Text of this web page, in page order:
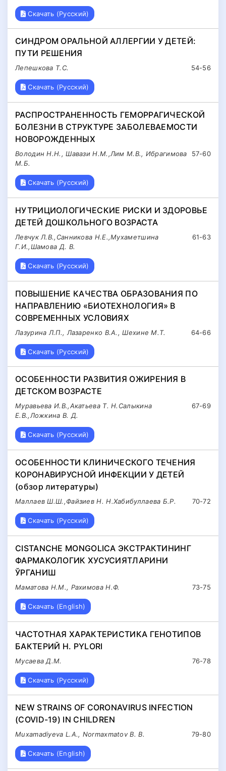
Скачать (Русский)
СИНДРОМ ОРАЛЬНОЙ АЛЛЕРГИИ У ДЕТЕЙ:
ПУТИ РЕШЕНИЯ
54-56
Лепешкова Т.С.
Скачать (Русский)
РАСПРОСТРАНЕННОСТЬ ГЕМОРРАГИЧЕСКОЙ
БОЛЕЗНИ В СТРУКТУРЕ ЗАБОЛЕВАЕМОСТИ
НОВОРОЖДЕННЫХ
57-60
Володин Н.Н., Шавази Н.М.,Лим М.В., Ибрагимова
М.Б.
Скачать (Русский)
НУТРИЦИОЛОГИЧЕСКИЕ РИСКИ И ЗДОРОВЬЕ
ДЕТЕЙ ДОШКОЛЬНОГО ВОЗРАСТА
61-63
Левчук Л.В.,Санникова Н.Е.,Мухаметшина
Г.И.,Шамова Д. В.
Скачать (Русский)
ПОВЫШЕНИЕ КАЧЕСТВА ОБРАЗОВАНИЯ ПО
НАПРАВЛЕНИЮ «БИОТЕХНОЛОГИЯ» В
СОВРЕМЕННЫХ УСЛОВИЯХ
64-66
Лазурина Л.П., Лазаренко В.А., Шехине М.Т.
Скачать (Русский)
ОСОБЕННОСТИ РАЗВИТИЯ ОЖИРЕНИЯ В
ДЕТСКОМ ВОЗРАСТЕ
67-69
Муравьева И.В.,Акатьева Т. Н.Салыкина
Е.В.,Ложкина В. Д.
Скачать (Русский)
ОСОБЕННОСТИ КЛИНИЧЕСКОГО ТЕЧЕНИЯ
КОРОНАВИРУСНОЙ ИНФЕКЦИИ У ДЕТЕЙ
(обзор литературы)
70-72
Маллаев Ш.Ш.,Файзиев Н. Н.Хабибуллаева Б.Р.
Скачать (Русский)
CISTANCHE MONGOLICA ЭКСТРАКТИНИНГ
ФАРМАКОЛОГИК ХУСУСИЯТЛАРИНИ
ЎРГАНИШ
73-75
Маматова Н.М., Рахимова Н.Ф.
Скачать (English)
ЧАСТОТНАЯ ХАРАКТЕРИСТИКА ГЕНОТИПОВ
БАКТЕРИЙ H. PYLORI
76-78
Мусаева Д.М.
Скачать (Русский)
NEW STRAINS OF CORONAVIRUS INFECTION
(COVID-19) IN CHILDREN
79-80
Muxamadiyeva L.A., Normaxmatov B. B.
Скачать (English)